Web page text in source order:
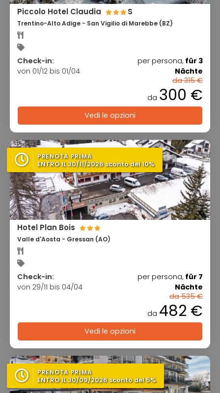
Piccolo Hotel Claudia S
Trentino-Alto Adige - San Vigilio di Marebbe (BZ)
Check-in:
von 01/12 bis 01/04
per persona, für 3
Nächte
da 315 €
da 300 €
Vedi le opzioni
PRENOTA PRIMA
ENTRO IL 30/11/2026 sconto del 10%
Hotel Plan Bois
Valle d'Aosta - Gressan (AO)
Check-in:
von 29/11 bis 04/04
per persona, für 7
Nächte
da 535 €
da 482 €
Vedi le opzioni
PRENOTA PRIMA
ENTRO IL 30/09/2026 sconto del 5%